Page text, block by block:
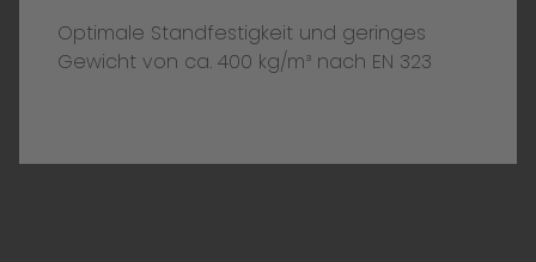
Optimale Standfestigkeit und geringes
Gewicht von ca. 400 kg/m³ nach EN 323